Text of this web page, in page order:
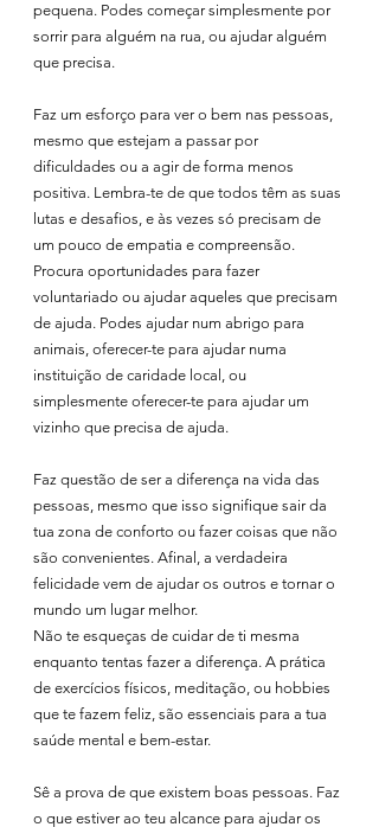
pequena. Podes começar simplesmente por
sorrir para alguém na rua, ou ajudar alguém
que precisa.
Faz um esforço para ver o bem nas pessoas,
mesmo que estejam a passar por
dificuldades ou a agir de forma menos
positiva. Lembra-te de que todos têm as suas
lutas e desafios, e às vezes só precisam de
um pouco de empatia e compreensão.
Procura oportunidades para fazer
voluntariado ou ajudar aqueles que precisam
de ajuda. Podes ajudar num abrigo para
animais, oferecer-te para ajudar numa
instituição de caridade local, ou
simplesmente oferecer-te para ajudar um
vizinho que precisa de ajuda.
Faz questão de ser a diferença na vida das
pessoas, mesmo que isso signifique sair da
tua zona de conforto ou fazer coisas que não
são convenientes. Afinal, a verdadeira
felicidade vem de ajudar os outros e tornar o
mundo um lugar melhor.
Não te esqueças de cuidar de ti mesma
enquanto tentas fazer a diferença. A prática
de exercícios físicos, meditação, ou hobbies
que te fazem feliz, são essenciais para a tua
saúde mental e bem-estar.
Sê a prova de que existem boas pessoas. Faz
o que estiver ao teu alcance para ajudar os